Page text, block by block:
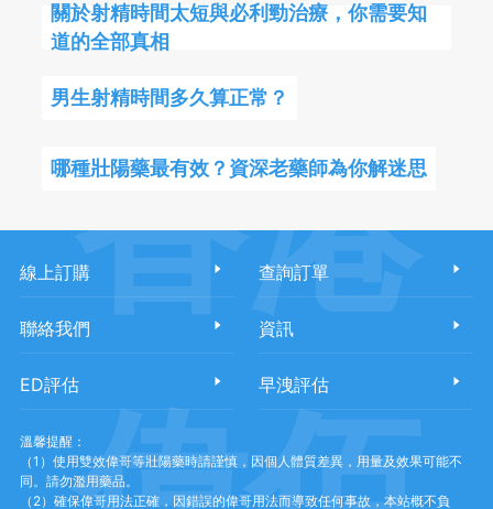
關於射精時間太短與必利勁治療，你需要知
道的全部真相
男生射精時間多久算正常？
哪種壯陽藥最有效？資深老藥師為你解迷思
線上訂購 查詢訂單
聯絡我們 資訊
ED評估 早洩評估
溫馨提醒：
（1）使用雙效偉哥等壯陽藥時請謹慎，因個人體質差異，用量及效果可能不
同。請勿濫用藥品。
（2）確保偉哥用法正確，因錯誤的偉哥用法而導致任何事故，本站概不負
香港